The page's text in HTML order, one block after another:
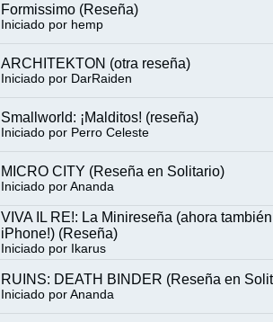
Formissimo (Reseña)
Iniciado por hemp
ARCHITEKTON (otra reseña)
Iniciado por DarRaiden
Smallworld: ¡Malditos! (reseña)
Iniciado por Perro Celeste
MICRO CITY (Reseña en Solitario)
Iniciado por Ananda
VIVA IL RE!: La Minireseña (ahora
iPhone!) (Reseña)
Iniciado por Ikarus
RUINS: DEATH BINDER (Reseña en
Iniciado por Ananda